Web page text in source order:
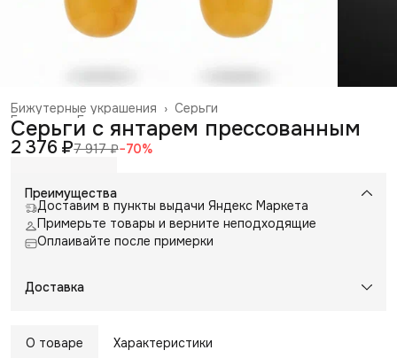
Серьги
Бижутерные украшения ›
Галантерея и аксессуары
Главная
Серьги с янтарем прессованным
2 376 ₽7 917 ₽−70%
Преимущества
Доставим в пункты выдачи Яндекс Маркета
Примерьте товары и верните неподходящие
Оплаивайте после примерки
Доставка
О товаре Характеристики